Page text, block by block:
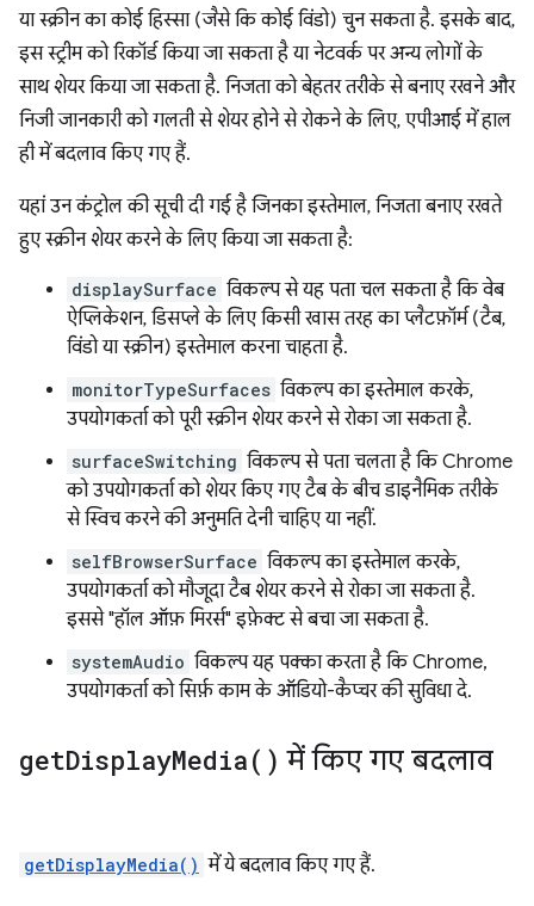
या स्क्रीन का कोई हिस्सा (जैसे कि कोई विंडो) चुन सकता है. इसके बाद,
इस स्ट्रीम को रिकॉर्ड किया जा सकता है या नेटवर्क पर अन्य लोगों के
साथ शेयर किया जा सकता है. निजता को बेहतर तरीके से बनाए रखने और
निजी जानकारी को गलती से शेयर होने से रोकने के लिए, एपीआई में हाल
ही में बदलाव किए गए हैं.
यहां उन कंट्रोल की सूची दी गई है जिनका इस्तेमाल, निजता बनाए रखते
हुए स्क्रीन शेयर करने के लिए किया जा सकता है:
displaySurface विकल्प से यह पता चल सकता है कि वेब
ऐप्लिकेशन, डिसप्ले के लिए किसी खास तरह का प्लैटफ़ॉर्म (टैब,
विंडो या स्क्रीन) इस्तेमाल करना चाहता है.
monitorTypeSurfaces विकल्प का इस्तेमाल करके,
उपयोगकर्ता को पूरी स्क्रीन शेयर करने से रोका जा सकता है.
surfaceSwitching विकल्प से पता चलता है कि Chrome
को उपयोगकर्ता को शेयर किए गए टैब के बीच डाइनैमिक तरीके
से स्विच करने की अनुमति देनी चाहिए या नहीं.
selfBrowserSurface विकल्प का इस्तेमाल करके,
उपयोगकर्ता को मौजूदा टैब शेयर करने से रोका जा सकता है.
इससे "हॉल ऑफ़ मिरर्स" इफ़ेक्ट से बचा जा सकता है.
systemAudio विकल्प यह पक्का करता है कि Chrome,
उपयोगकर्ता को सिर्फ़ काम के ऑडियो-कैप्चर की सुविधा दे.
getDisplayMedia( ) में किए गए बदलाव
getDisplayMedia() में ये बदलाव किए गए हैं.